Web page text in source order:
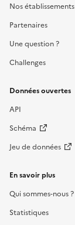
Nos établissements
Partenaires
Une question ?
Challenges
Données ouvertes
API
Schéma
Jeu de données
En savoir plus
Qui sommes-nous ?
Statistiques